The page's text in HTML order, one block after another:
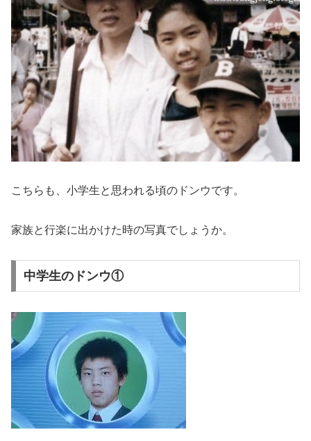
こちらも、小学生と思われる頃のドンウです。
家族と行楽に出かけた時の写真でしょうか。
中学生のドンウ①